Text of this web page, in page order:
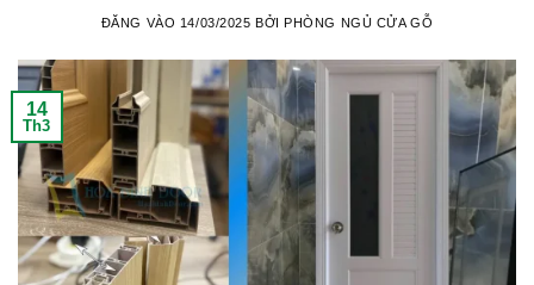
ĐĂNG VÀO 14/03/2025 BỞIPHÒNG NGỦ CỬA GỖ
14
Th3